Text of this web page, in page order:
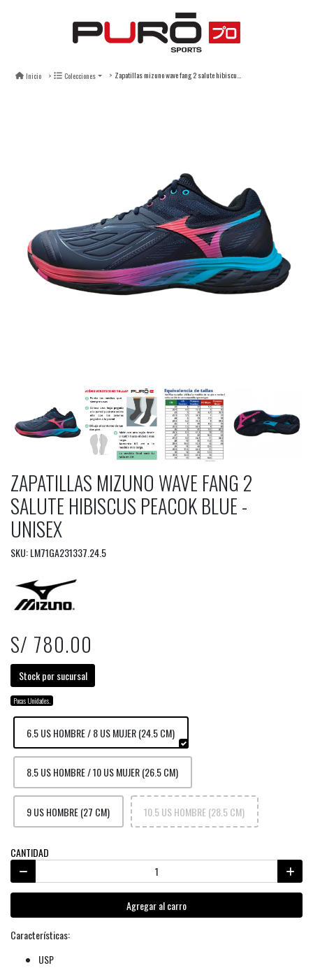
Inicio Colecciones Zapatillas mizuno wave fang 2 salute hibiscus peacok blue - unisex
ZAPATILLAS MIZUNO WAVE FANG 2
SALUTE HIBISCUS PEACOK BLUE -
UNISEX
SKU: LM71GA231337.24.5
S/ 780.00
Stock por sucursal
Pocas Unidades.
6.5 US HOMBRE / 8 US MUJER (24.5 CM)
8.5 US HOMBRE / 10 US MUJER (26.5 CM)
9 US HOMBRE (27 CM) 10.5 US HOMBRE (28.5 CM)
CANTIDAD
Agregar al carro
Características:
USP